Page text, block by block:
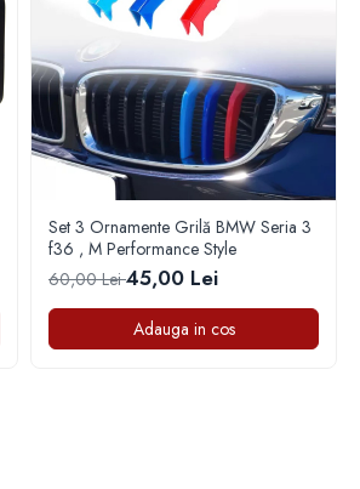
Set 3 Ornamente Grilă BMW Seria 3
f36 , M Performance Style
60,00 Lei45,00 Lei
Adauga in cos